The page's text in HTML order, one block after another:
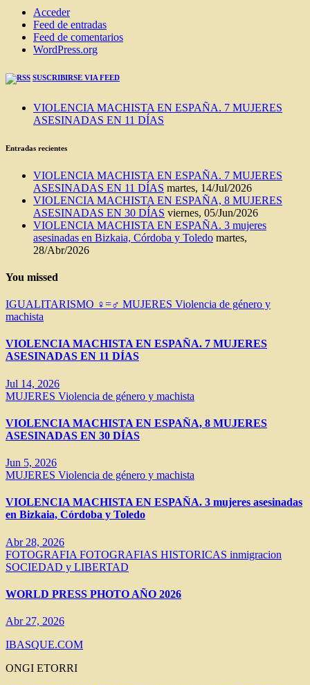
Acceder
Feed de entradas
Feed de comentarios
WordPress.org
SUSCRIBIRSE VIA FEED
VIOLENCIA MACHISTA EN ESPAÑA. 7 MUJERES
ASESINADAS EN 11 DÍAS
Entradas recientes
VIOLENCIA MACHISTA EN ESPAÑA. 7 MUJERES
ASESINADAS EN 11 DÍAS martes, 14/Jul/2026
VIOLENCIA MACHISTA EN ESPAÑA, 8 MUJERES
ASESINADAS EN 30 DÍAS viernes, 05/Jun/2026
VIOLENCIA MACHISTA EN ESPAÑA. 3 mujeres
asesinadas en Bizkaia, Córdoba y Toledo martes,
28/Abr/2026
You missed
IGUALITARISMO ♀=♂ MUJERES Violencia de género y
machista
VIOLENCIA MACHISTA EN ESPAÑA. 7 MUJERES
ASESINADAS EN 11 DÍAS
Jul 14, 2026
MUJERES Violencia de género y machista
VIOLENCIA MACHISTA EN ESPAÑA, 8 MUJERES
ASESINADAS EN 30 DÍAS
Jun 5, 2026
MUJERES Violencia de género y machista
VIOLENCIA MACHISTA EN ESPAÑA. 3 mujeres asesinadas
en Bizkaia, Córdoba y Toledo
Abr 28, 2026
FOTOGRAFIA FOTOGRAFIAS HISTORICAS inmigracion
SOCIEDAD y LIBERTAD
WORLD PRESS PHOTO AÑO 2026
Abr 27, 2026
IBASQUE.COM
ONGI ETORRI